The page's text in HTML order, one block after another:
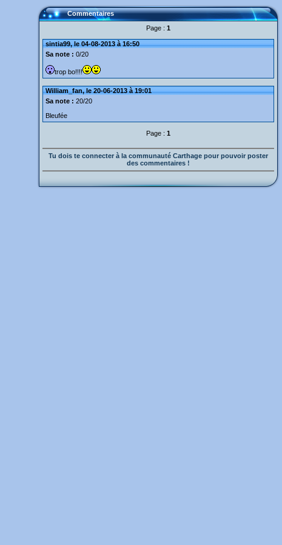
Commentaires
Page : 1
sintia99, le 04-08-2013 à 16:50
Sa note : 0/20
trop bo!!!!
William_fan, le 20-06-2013 à 19:01
Sa note : 20/20
Bleufée
Page : 1
Tu dois te connecter à la communauté Carthage pour pouvoir poster
des commentaires !